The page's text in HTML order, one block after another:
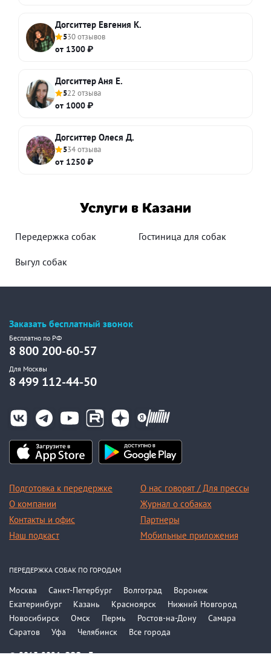
Догситтер Евгения К.
530 отзывов
от 1300 ₽
Догситтер Аня Е.
522 отзыва
от 1000 ₽
Догситтер Олеся Д.
534 отзыва
от 1250 ₽
Услуги в Казани
Передержка собак Гостиница для собак
Выгул собак
Заказать бесплатный звонок
Бесплатно по РФ
8 800 200-60-57
Для Москвы
8 499 112-44-50
Подготовка к передержке
О компании
Контакты и офис
Наш подкаст
О нас говорят / Для прессы
Журнал о собаках
Партнеры
Мобильные приложения
© 2015-2026, ООО «Догси»
ПЕРЕДЕРЖКА СОБАК ПО ГОРОДАМ
Москва Санкт-Петербург Волгоград
Воронеж
Екатеринбург
Казань Красноярск
Нижний Новгород
Новосибирск
Омск Пермь Ростов-на-Дону
Самара
Саратов
Уфа Челябинск Все города